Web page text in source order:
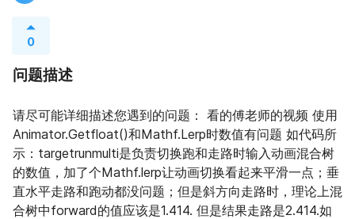
0
问题描述
请尽可能详细描述您遇到的问题： 看的傅老师的视频 使用
Animator.Getfloat()和Mathf.Lerp时数值有问题 如代码所
示：targetrunmulti是负责切换跑和走路时输入动画混合树
的数值，加了个Mathf.lerp让动画切换看起来平滑一点；垂
直水平走路和跑动都没问题；但是斜方向走路时，理论上混
合树中forward的值应该是1.414. 但是结果走路是2.414.如